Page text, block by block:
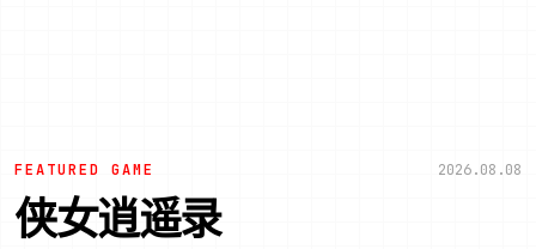
FEATURED GAME 2026.08.08
侠女逍遥录